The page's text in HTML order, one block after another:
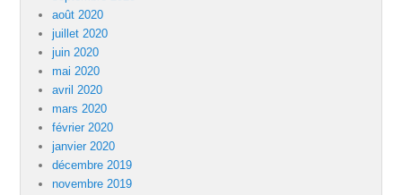
août 2020
juillet 2020
juin 2020
mai 2020
avril 2020
mars 2020
février 2020
janvier 2020
décembre 2019
novembre 2019